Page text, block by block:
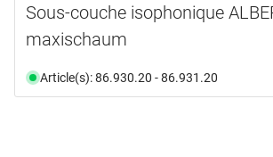
Sous-couche isophonique
maxischaum
Article(s): 86.930.20 - 86.931.20